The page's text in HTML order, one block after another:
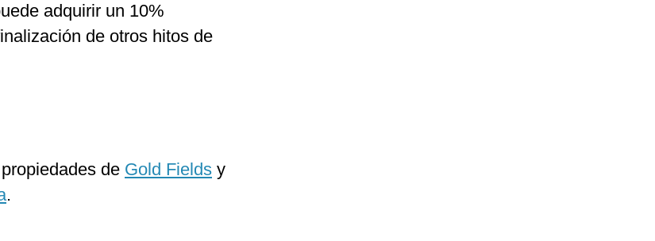
adquirir un 10%
de otros hitos de
de Gold Fields y
.